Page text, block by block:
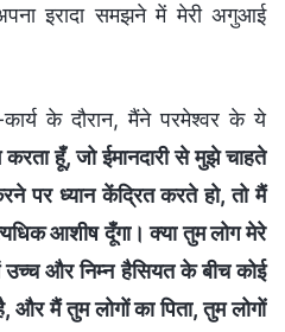
इरादा समझने में मेरी अगुआई
के दौरान, मैंने परमेश्वर के ये
हूँ, जो ईमानदारी से मुझे चाहते
पर ध्यान केंद्रित करते हो, तो मैं
आशीष दूँगा। क्या तुम लोग मेरे
उच्च और निम्न हैसियत के बीच कोई
और मैं तुम लोगों का पिता, तुम लोगों